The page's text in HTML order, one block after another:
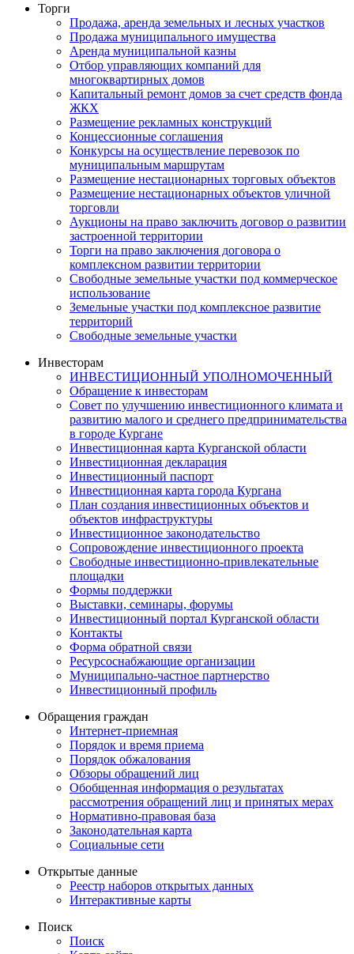
Торги
Продажа, аренда земельных и лесных участков
Продажа муниципального имущества
Аренда муниципальной казны
Отбор управляющих компаний для
многоквартирных домов
Капитальный ремонт домов за счет средств фонда
ЖКХ
Размещение рекламных конструкций
Концессионные соглашения
Конкурсы на осуществление перевозок по
муниципальным маршрутам
Размещение нестационарных торговых объектов
Размещение нестационарных объектов уличной
торговли
Аукционы на право заключить договор о развитии
застроенной территории
Торги на право заключения договора о
комплексном развитии территории
Свободные земельные участки под коммерческое
использование
Земельные участки под комплексное развитие
территорий
Свободные земельные участки
Инвесторам
ИНВЕСТИЦИОННЫЙ УПОЛНОМОЧЕННЫЙ
Обращение к инвесторам
Совет по улучшению инвестиционного климата и
развитию малого и среднего предпринимательства
в городе Кургане
Инвестиционная карта Курганской области
Инвестиционная декларация
Инвестиционный паспорт
Инвестиционная карта города Кургана
План создания инвестиционных объектов и
объектов инфраструктуры
Инвестиционное законодательство
Сопровождение инвестиционного проекта
Свободные инвестиционно-привлекательные
площадки
Формы поддержки
Выставки, семинары, форумы
Инвестиционный портал Курганской области
Контакты
Форма обратной связи
Ресурсоснабжающие организации
Муниципально-частное партнерство
Инвестиционный профиль
Обращения граждан
Интернет-приемная
Порядок и время приема
Порядок обжалования
Обзоры обращений лиц
Обобщенная информация о результатах
рассмотрения обращений лиц и принятых мерах
Нормативно-правовая база
Законодательная карта
Социальные сети
Открытые данные
Реестр наборов открытых данных
Интерактивные карты
Поиск
Поиск